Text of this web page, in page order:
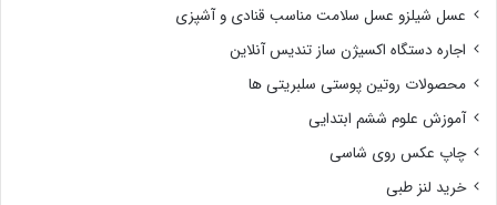
عسل شیلزو عسل سلامت مناسب قنادی و آشپزی
اجاره دستگاه اکسیژن ساز تندیس آنلاین
محصولات روتین پوستی سلبریتی ها
آموزش علوم ششم ابتدایی
چاپ عکس روی شاسی
خرید لنز طبی